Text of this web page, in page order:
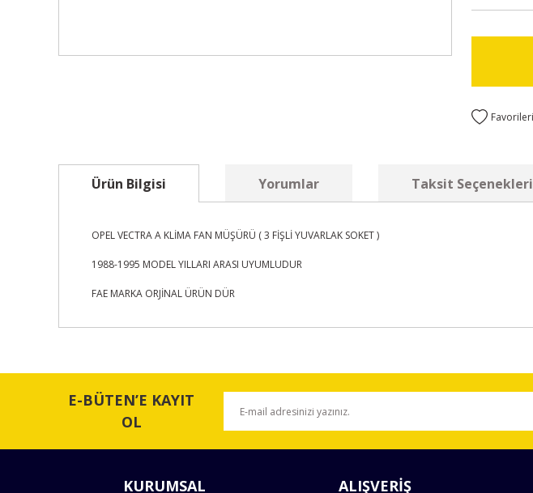
Ürün Bilgisi Yorumlar Taksit Seçenekleri
OPEL VECTRA A KLİMA FAN MÜŞÜRÜ ( 3 FİŞLİ YUVARLAK SOKET )
1988-1995 MODEL YILLARI ARASI UYUMLUDUR
FAE MARKA ORJİNAL ÜRÜN DÜR
Görüş ve önerileriniz için teşekkür ederiz.
Ürün resmi kalitesiz, bozuk veya görüntülenemiyor.
Ürün fiyatı diğer sitelerden daha pahalı.
E-BÜTEN’E KAYIT
OL
KURUMSAL ALIŞVERİŞ